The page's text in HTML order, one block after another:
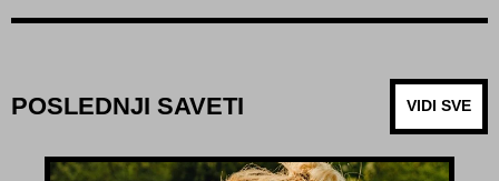
POSLEDNJI SAVETI VIDI SVE